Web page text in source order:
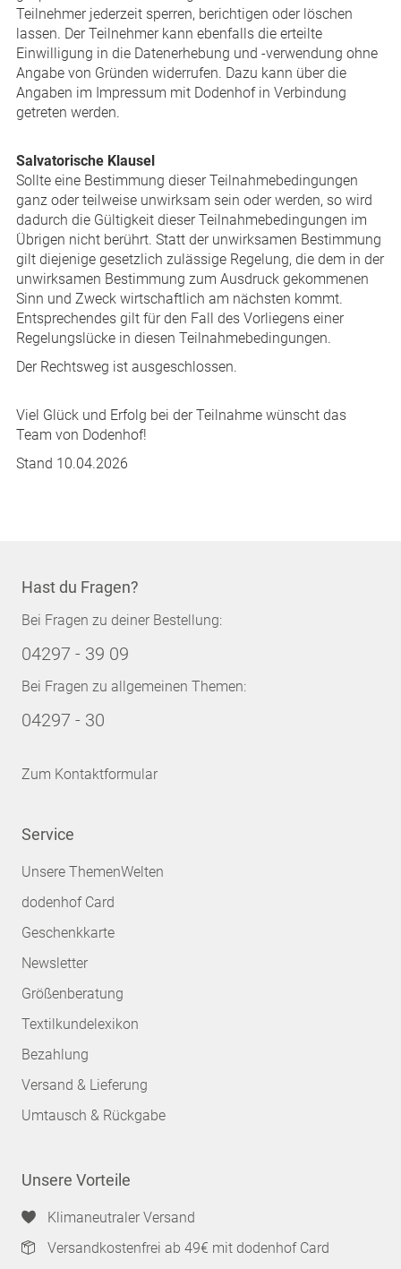
Teilnehmer jederzeit sperren, berichtigen oder löschen
lassen. Der Teilnehmer kann ebenfalls die erteilte
Einwilligung in die Datenerhebung und -verwendung ohne
Angabe von Gründen widerrufen. Dazu kann über die
Angaben im Impressum mit Dodenhof in Verbindung
getreten werden.
Salvatorische Klausel
Sollte eine Bestimmung dieser Teilnahmebedingungen
ganz oder teilweise unwirksam sein oder werden, so wird
dadurch die Gültigkeit dieser Teilnahmebedingungen im
Übrigen nicht berührt. Statt der unwirksamen Bestimmung
gilt diejenige gesetzlich zulässige Regelung, die dem in der
unwirksamen Bestimmung zum Ausdruck gekommenen
Sinn und Zweck wirtschaftlich am nächsten kommt.
Entsprechendes gilt für den Fall des Vorliegens einer
Regelungslücke in diesen Teilnahmebedingungen.
Der Rechtsweg ist ausgeschlossen.
Viel Glück und Erfolg bei der Teilnahme wünscht das
Team von Dodenhof!
Stand 10.04.2026
Hast du Fragen?
Bei Fragen zu deiner Bestellung:
04297 - 39 09
Bei Fragen zu allgemeinen Themen:
04297 - 30
Zum Kontaktformular
Service
Unsere ThemenWelten
dodenhof Card
Geschenkkarte
Newsletter
Größenberatung
Textilkundelexikon
Bezahlung
Versand & Lieferung
Umtausch & Rückgabe
Unsere Vorteile
Klimaneutraler Versand
Versandkostenfrei ab 49€ mit dodenhof Card